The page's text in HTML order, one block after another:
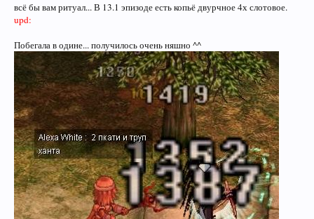
всё бы вам ритуал... В 13.1 эпизоде есть копьё двурчное 4х слотовое.
upd:
Побегала в одине... получилось очень няшно ^^